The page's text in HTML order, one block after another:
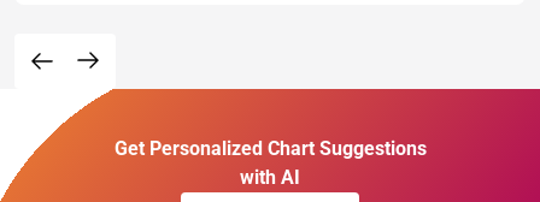
Get Personalized Chart Suggestions
with AI